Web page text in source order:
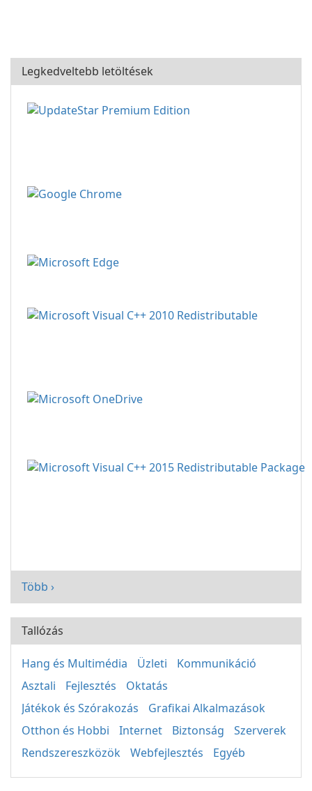
Legkedveltebb letöltések
Több ›
Tallózás
Hang és Multimédia Üzleti
Kommunikáció
Asztali
Fejlesztés
Oktatás
Játékok és Szórakozás
Grafikai Alkalmazások
Otthon és Hobbi
Internet Biztonság
Szerverek
Rendszereszközök
Webfejlesztés Egyéb